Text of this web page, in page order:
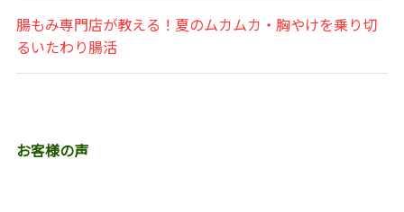
腸もみ専門店が教える！夏のムカムカ・胸やけを乗り切
るいたわり腸活
お客様の声